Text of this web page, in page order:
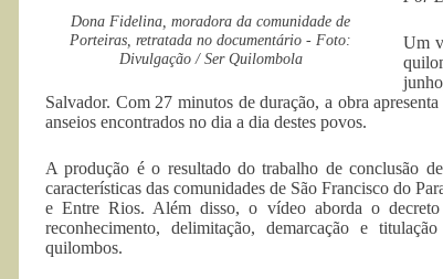
Dona Fidelina, moradora da comunidade de
Porteiras, retratada no documentário - Foto:
Divulgação / Ser Quilombola
Um
Salvador. Com 27 minutos de duração, a obra
anseios encontrados no dia a dia destes povos.
A produção é o resultado do trabalho de conclusão
características das comunidades de São Francisco do
e Entre Rios. Além disso, o vídeo aborda o decreto
reconhecimento, delimitação, demarcação e
quilombos.